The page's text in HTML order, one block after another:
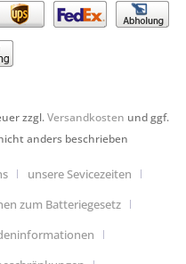
zzgl.Versandkosten und ggf.
anders beschrieben
unsere Sevicezeiten
zum Batteriegesetz